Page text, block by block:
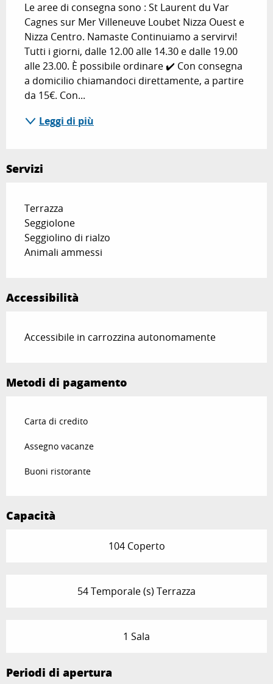
Le aree di consegna sono : St Laurent du Var
Cagnes sur Mer Villeneuve Loubet Nizza Ouest e
Nizza Centro. Namaste Continuiamo a servirvi!
Tutti i giorni, dalle 12.00 alle 14.30 e dalle 19.00
alle 23.00. È possibile ordinare ✔️ Con consegna
a domicilio chiamandoci direttamente, a partire
da 15€. Con...
Leggi di più
Servizi
Terrazza
Seggiolone
Seggiolino di rialzo
Animali ammessi
Accessibilità
Accessibile in carrozzina autonomamente
Metodi di pagamento
Carta di credito
Assegno vacanze
Buoni ristorante
Capacità
104 Coperto
54 Temporale (s) Terrazza
1 Sala
Periodi di apertura